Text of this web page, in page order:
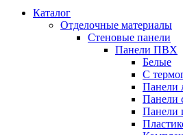
Каталог
Отделочные материалы
Стеновые панели
Панели ПВХ
Белые
С
Панели
Панели
Панели